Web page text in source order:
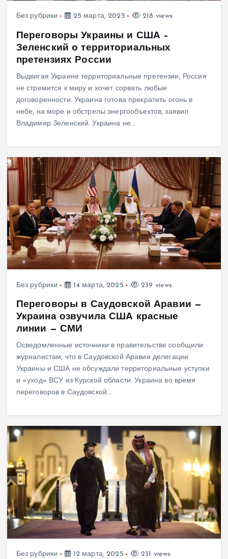
Без рубрики 25 марта, 2025 218 views
Переговоры Украины и США –
Зеленский о территориальных
претензиях России
Выдвигая Украине территориальные претензии, Россия
не стремится к миру и хочет сорвать любые
договоренности. Украина готова прекратить огонь в
небе, на море и обстрелы энергообъектов, заявил
Владимир Зеленский. Украина не…
Без рубрики 14 марта, 2025 239 views
Переговоры в Саудовской Аравии —
Украина озвучила США красные
линии — СМИ
Осведомленные источники в правительстве сообщили
журналистам, что в Саудовской Аравии делегации
Украины и США не обсуждали территориальные уступки
и «уход» ВСУ из Курской области. Украина во время
переговоров в Саудовской…
Без рубрики 12 марта, 2025 231 views